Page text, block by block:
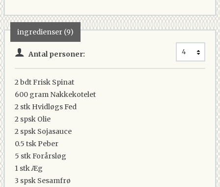
ingredienser (9)
Antal personer:
2 bdtFrisk Spinat
600 gram Nakkekotelet
2 stk Hvidløgs Fed
2 spsk Olie
2 spsk Sojasauce
0.5 tskPeber
5 stkForårsløg
1 stkÆg
3 spsk Sesamfrø